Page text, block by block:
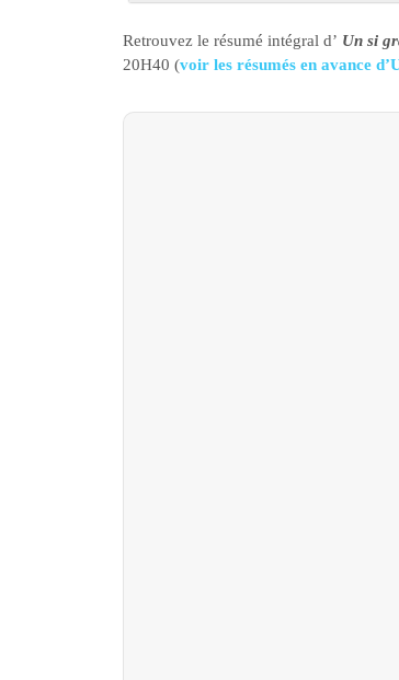
Retrouvez le résumé intégral d’ Un si
20H40 (voir les résumés en avance